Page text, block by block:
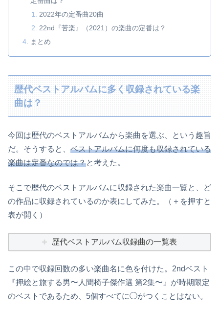
2022年の定番曲20曲
22nd『苦楽』（2021）の楽曲の定番は？
まとめ
歴代ベストアルバムに多く収録されている楽
曲は？
今回は歴代のベストアルバムから楽曲を選ぶ、という趣旨
だ。そうすると、 ベストアルバムに何度も収録されている
楽曲は定番なのでは？と考えた。
そこで歴代のベストアルバムに収録された楽曲一覧と、ど
の作品に収録されているのか表にしてみた。（＋を押すと
表が開く）
歴代ベストアルバム収録曲の一覧表
この中で収録回数の多い楽曲名に色を付けた。2ndベスト
『押絵と旅する男〜人間椅子傑作選 第2集〜』が時期限定
のベストであるため、5個すべてに◯がつくことはない。